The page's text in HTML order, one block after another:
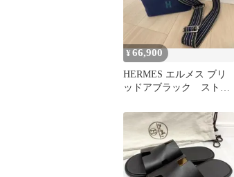
¥66,900
HERMES エルメス ブリ
ッドアブラック ストラ